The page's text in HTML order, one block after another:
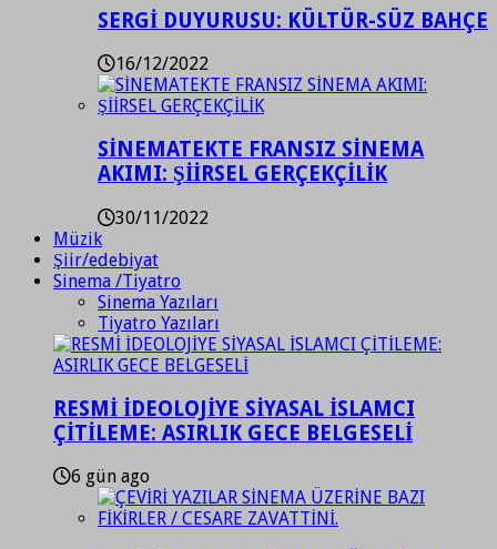
SERGİ DUYURUSU: KÜLTÜR-SÜZ BAHÇE
16/12/2022
SİNEMATEKTE FRANSIZ SİNEMA
AKIMI: ŞİİRSEL GERÇEKÇİLİK
30/11/2022
Müzik
Şiir/edebiyat
Sinema /Tiyatro
Sinema Yazıları
Tiyatro Yazıları
RESMİ İDEOLOJİYE SİYASAL İSLAMCI
ÇİTİLEME: ASIRLIK GECE BELGESELİ
6 gün ago